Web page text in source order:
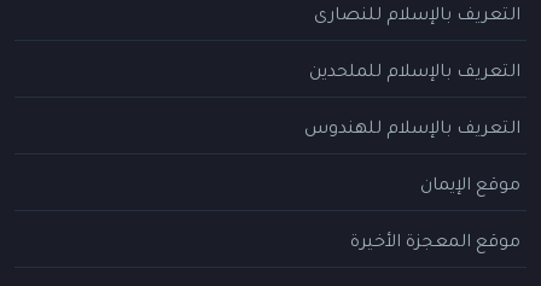
التعريف بالإسلام للنصارى
التعريف بالإسلام للملحدين
التعريف بالإسلام للهندوس
موقع الإيمان
موقع المعجزة الأخيرة